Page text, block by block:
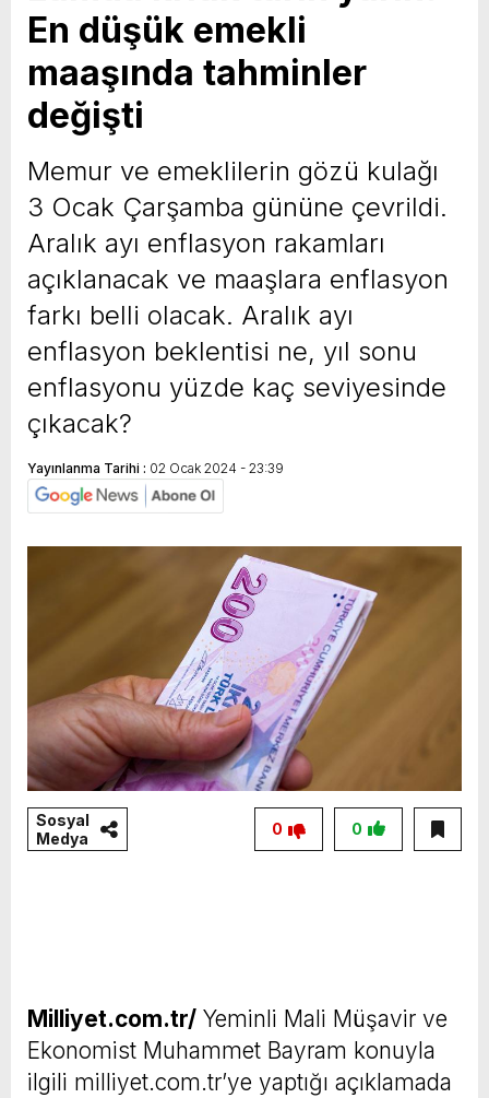
yeni özellikler belli oldu
En düşük emekli
maaşında tahminler
değişti
Memur ve emeklilerin gözü kulağı
3 Ocak Çarşamba gününe çevrildi.
Aralık ayı enflasyon rakamları
açıklanacak ve maaşlara enflasyon
farkı belli olacak. Aralık ayı
enflasyon beklentisi ne, yıl sonu
enflasyonu yüzde kaç seviyesinde
çıkacak?
Yayınlanma Tarihi : 02 Ocak 2024 - 23:39
Sosyal
Medya
0
0
Milliyet.com.tr/ Yeminli Mali Müşavir ve
Ekonomist Muhammet Bayram konuyla
ilgili milliyet.com.tr’ye yaptığı açıklamada